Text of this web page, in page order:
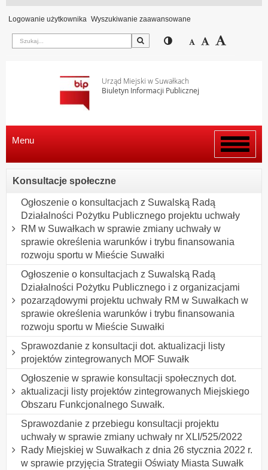
Logowanie użytkownika Wyszukiwanie zaawansowane
Szukaj Przełącz pomiędzy
Zmniejsz
Domyślny
Urząd Miejski w Suwałkach
Biuletyn Informacji Publicznej
Włącz
menu
Menu
Konsultacje społeczne
Ogłoszenie o konsultacjach z Suwalską Radą
Działalności Pożytku Publicznego projektu uchwały
RM w Suwałkach w sprawie zmiany uchwały w
sprawie określenia warunków i trybu finansowania
rozwoju sportu w Mieście Suwałki
Ogłoszenie o konsultacjach z Suwalską Radą
Działalności Pożytku Publicznego i z organizacjami
pozarządowymi projektu uchwały RM w Suwałkach w
sprawie określenia warunków i trybu finansowania
rozwoju sportu w Mieście Suwałki
Sprawozdanie z konsultacji dot. aktualizacji listy
projektów zintegrowanych MOF Suwałk
Ogłoszenie w sprawie konsultacji społecznych dot.
aktualizacji listy projektów zintegrowanych Miejskiego
Obszaru Funkcjonalnego Suwałk.
Sprawozdanie z przebiegu konsultacji projektu
uchwały w sprawie zmiany uchwały nr XLI/525/2022
Rady Miejskiej w Suwałkach z dnia 26 stycznia 2022 r.
w sprawie przyjęcia Strategii Oświaty Miasta Suwałk